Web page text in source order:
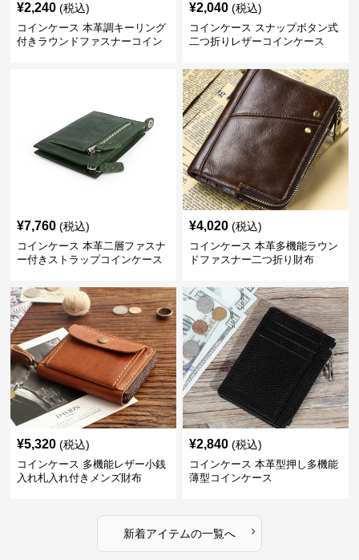
¥2,240 (税込)
コインケース 本革調キーリング
付きラウンドファスナーコイン
¥2,040 (税込)
コインケース スナップボタン式
二つ折りレザーコインケース
¥7,760 (税込)
コインケース 本革二層ファスナ
ー付きストラップコインケース
¥4,020 (税込)
コインケース 本革多機能ラウン
ドファスナー二つ折り財布
¥5,320 (税込)
コインケース 多機能レザー小銭
入れ札入れ付きメンズ財布
¥2,840 (税込)
コインケース 本革型押し多機能
薄型コインケース
新着アイテムの一覧へ ›